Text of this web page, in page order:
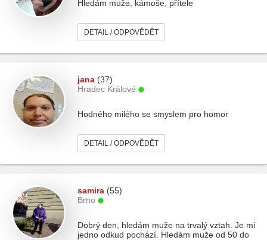
Hledám muže, kámoše, přítele
DETAIL / ODPOVĚDĚT
jana (37)
Hradec Králové
Hodného milého se smyslem pro homor
DETAIL / ODPOVĚDĚT
samira (55)
Brno
Dobrý den, hledám muže na trvalý vztah. Je mi
jedno odkud pochází. Hledám muže od 50 do